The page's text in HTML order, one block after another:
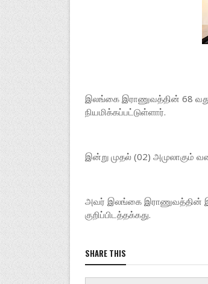
இலங்கை இராணுவத்தின் 68
நியமிக்கப்பட்டுள்ளார்.
இன்று முதல் (02) அமுலாகும்
அவர் இலங்கை இராணுவத்தின்
குறிப்பிடத்தக்கது.
SHARE THIS